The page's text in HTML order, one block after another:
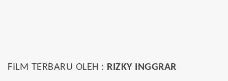
FILM TERBARU OLEH : RIZKY INGGRAR